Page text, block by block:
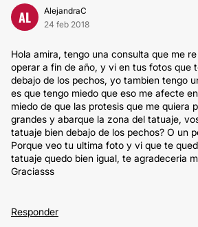
AL
AlejandraC
24 feb 2018
Hola amira, tengo una consulta que me
operar a fin de año, y vi en tus fotos que
debajo de los pechos, yo tambien tengo
es que tengo miedo que eso me afecte
miedo de que las protesis que me quiera
grandes y abarque la zona del tatuaje,
tatuaje bien debajo de los pechos? O un
Porque veo tu ultima foto y vi que te
tatuaje quedo bien igual, te agradeceria
Graciasss
Responder